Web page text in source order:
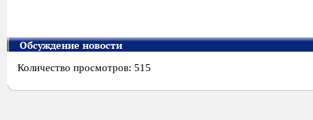
Обсуждение новости
Количество просмотров: 515